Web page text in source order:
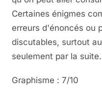
Certaines énigmes
erreurs d'énoncés ou
discutables, surtout
seulement par la suite.
Graphisme : 7/10